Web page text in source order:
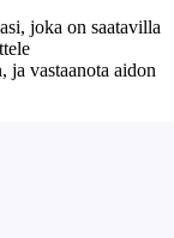
joka on saatavilla
ja vastaanota aidon